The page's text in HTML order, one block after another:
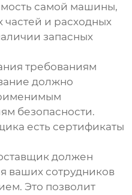
самой машины,
частей и расходных
запасных
требованиям
должно
безопасности.
есть сертификаты
должен
ваших сотрудников
Это позволит